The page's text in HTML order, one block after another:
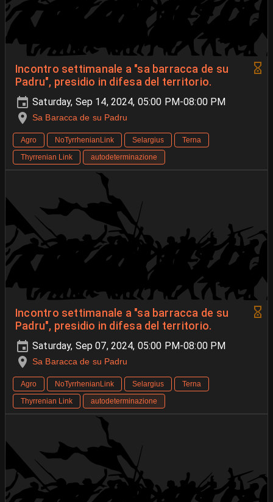
Incontro settimanale a "sa barracca de su
Padru", presidio in difesa del territorio.
Saturday, Sep 14, 2024, 05:00 PM-08:00 PM
Sa Baracca de su Padru
Agro NoTyrrhenianLink Selargius
Terna
Thyrrenian Link
autodeterminazione
Incontro settimanale a "sa barracca de su
Padru", presidio in difesa del territorio.
Saturday, Sep 07, 2024, 05:00 PM-08:00 PM
Sa Baracca de su Padru
Agro NoTyrrhenianLink Selargius
Terna
Thyrrenian Link
autodeterminazione